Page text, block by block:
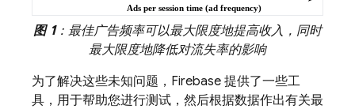
图 1：最佳广告频率可以最大限度地提高收入，同时
最大限度地降低对流失率的影响
为了解决这些未知问题，Firebase 提供了一些工
具，用于帮助您进行测试，然后根据数据作出有关最